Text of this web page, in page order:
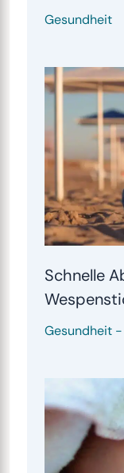
Gesundheit
Schnelle
Gesundheit-